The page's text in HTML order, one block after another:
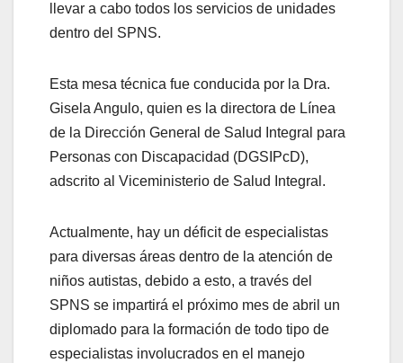
llevar a cabo todos los servicios de unidades
dentro del SPNS.
Esta mesa técnica fue conducida por la Dra.
Gisela Angulo, quien es la directora de Línea
de la Dirección General de Salud Integral para
Personas con Discapacidad (DGSIPcD),
adscrito al Viceministerio de Salud Integral.
Actualmente, hay un déficit de especialistas
para diversas áreas dentro de la atención de
niños autistas, debido a esto, a través del
SPNS se impartirá el próximo mes de abril un
diplomado para la formación de todo tipo de
especialistas involucrados en el manejo